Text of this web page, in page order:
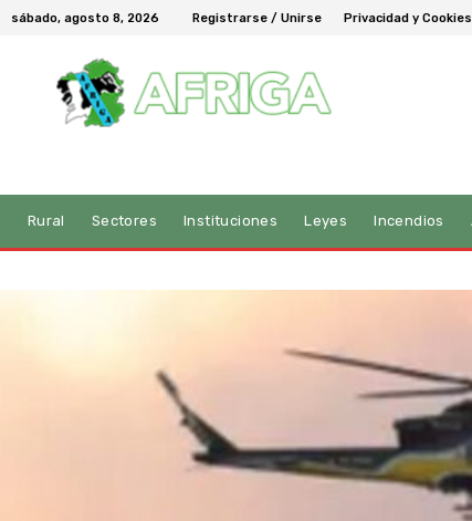
sábado, agosto 8, 2026 Registrarse / Unirse Privacidad y Cookies
Rural Sectores Instituciones Leyes Incendios